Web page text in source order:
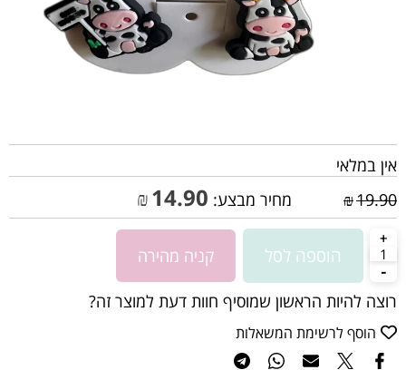
אין במלאי
₪19.90 מחיר מבצע: ₪14.90
הוספה לסל קניה מהירה
רוצה להיות הראשון שמוסיף חוות דעת למוצר זה?
הוסף לרשימת המשאלות